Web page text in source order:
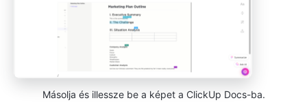
Másolja és illessze be a képet a ClickUp Docs-ba.